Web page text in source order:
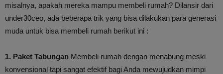
misalnya, apakah mereka mampu membeli rumah? Dilansir dari
under30ceo, ada beberapa trik yang bisa dilakukan para generasi
muda untuk bisa membeli rumah berikut ini :
1. Paket Tabungan Membeli rumah dengan menabung meski
konvensional tapi sangat efektif bagi Anda mewujudkan mimpi